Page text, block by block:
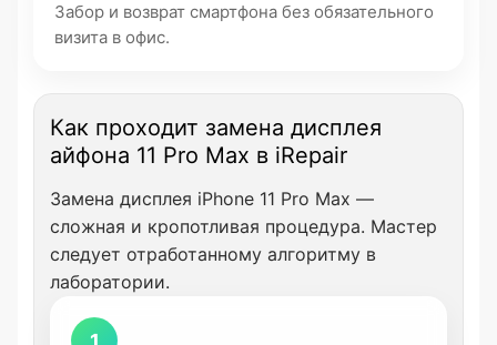
Забор и возврат смартфона без обязательного
визита в офис.
Как проходит замена дисплея
айфона 11 Pro Max в iRepair
Замена дисплея iPhone 11 Pro Max —
сложная и кропотливая процедура. Мастер
следует отработанному алгоритму в
лаборатории.